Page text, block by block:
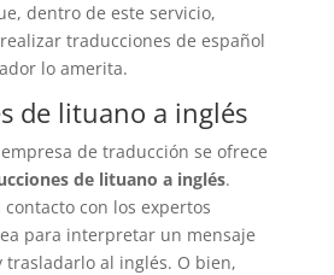
dentro de este servicio,
traducciones de español
lo amerita.
de lituano a inglés
de traducción se ofrece
de lituano a inglés.
con los expertos
para interpretar un mensaje
al inglés. O bien,